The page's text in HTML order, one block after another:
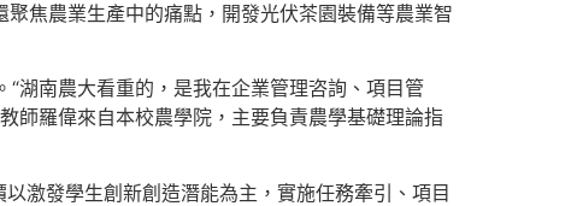
焦農業生產中的痛點，開發光伏茶園裝備等農業智
湖南農大看重的，是我在企業管理咨詢、項目管
師羅偉來自本校農學院，主要負責農學基礎理論指
激發學生創新創造潛能為主，實施任務牽引、項目